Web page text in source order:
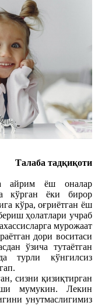
Талаба тадқиқоти
айрим ёш оналар
кўрган ёки бирор
кўра, оғриётган ёш
ҳолатлари учраб
мурожаат
дори воситаси
ўзича тутаётган
турли кўнгилсиз
сизни қизиқтирган
мумукин. Лекин
унутмаслигимиз